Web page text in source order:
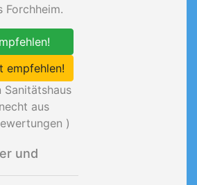
Forchheim.
empfehlen!
Sanitätshaus
aus
)
und